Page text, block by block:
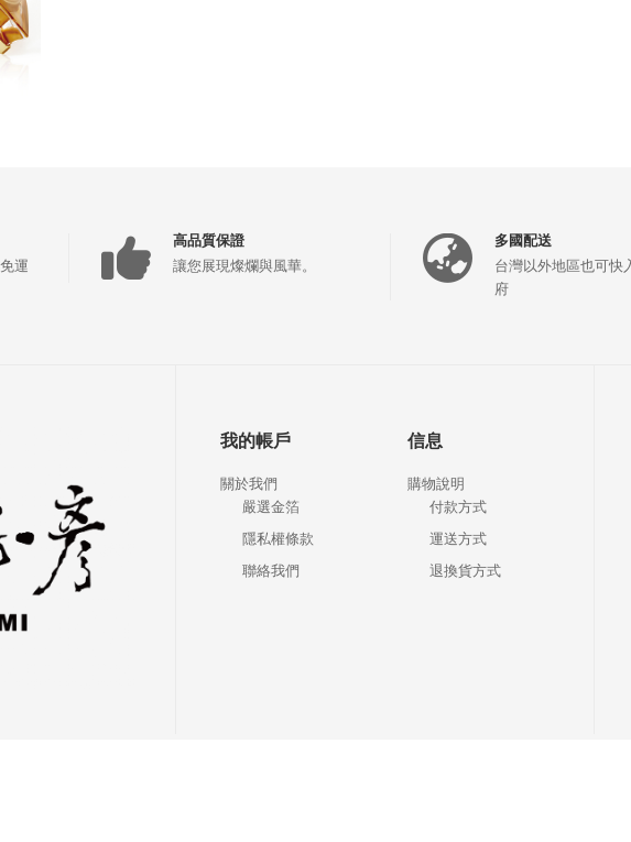
運
高品質保證
讓您展現燦爛與風華。
多國配送
台灣以外地區也可快
府
我的帳戶
關於我們
嚴選金箔
隱私權條款
聯絡我們
信息
購物說明
付款方式
運送方式
退換貨方式